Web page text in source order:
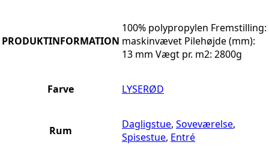
PRODUKTINFORMATION
100% polypropylen Fremstilling:
maskinvævet Pilehøjde (mm):
13 mm Vægt pr. m2: 2800g
Farve LYSERØD
Rum Dagligstue, Soveværelse,
Spisestue, Entré